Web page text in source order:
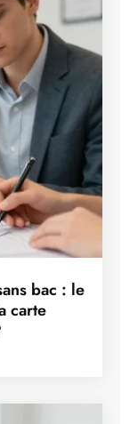
bac : le
carte